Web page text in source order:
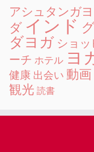
アシュタンガ
ダ インド
ダヨガ ショ
ーチ ホテル ヨ
健康 出会い 動画
観光 読書